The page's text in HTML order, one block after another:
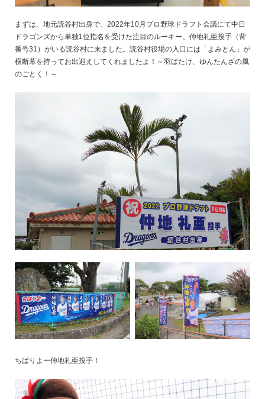
まずは、地元読谷村出身で、2022年10月プロ野球ドラフト会議にて中日
ドラゴンズから単独1位指名を受けた注目のルーキー。仲地礼亜投手（背
番号31）がいる読谷村に来ました。読谷村役場の入口には「よみとん」が
横断幕を持ってお出迎えしてくれましたよ！～羽ばたけ、ゆんたんざの風
のごとく！～
ちばりよー仲地礼亜投手！